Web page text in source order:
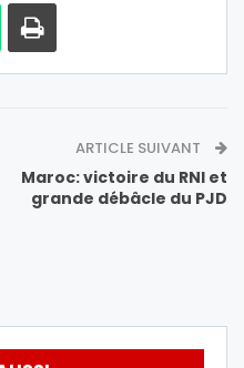
ARTICLE SUIVANT
Maroc: victoire du RNI et
grande débâcle du PJD